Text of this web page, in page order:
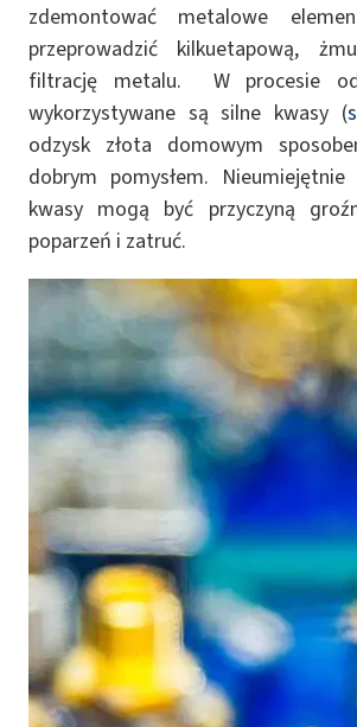
zdemontować metalowe
przeprowadzić kilkuetapową,
filtrację metalu. W procesie
wykorzystywane są silne kwasy (
odzysk złota domowym
dobrym pomysłem.
kwasy mogą być przyczyną
poparzeń i zatruć.